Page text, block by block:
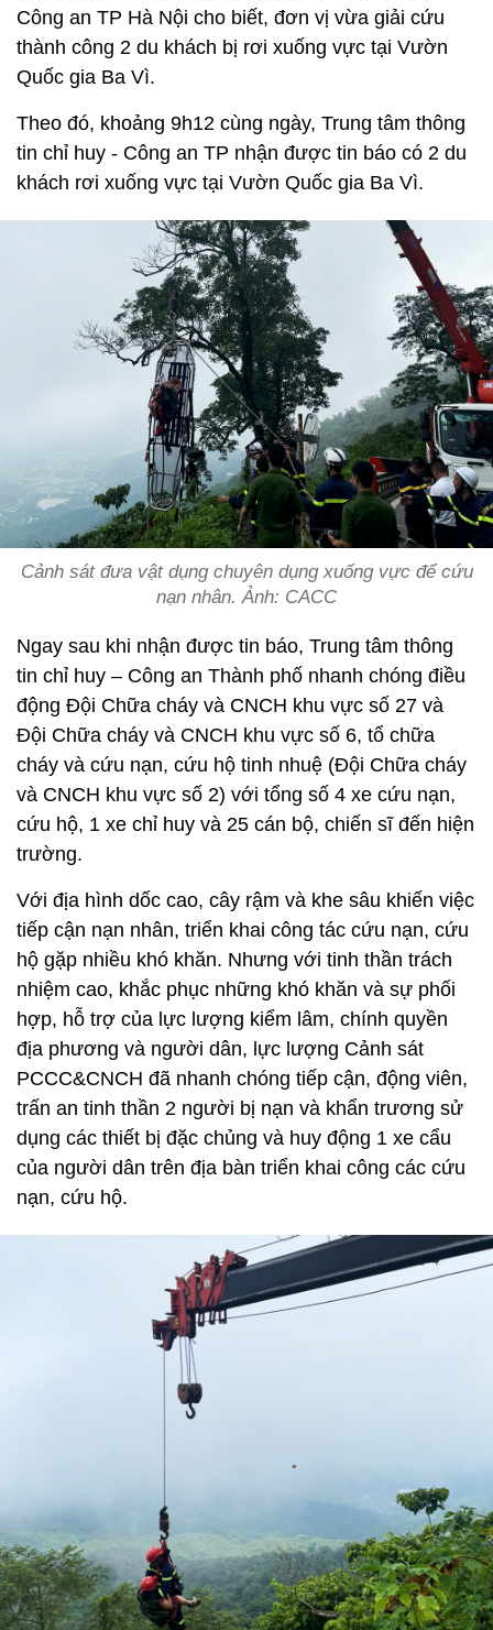
Công an TP Hà Nội cho biết, đơn vị vừa giải cứu
thành công 2 du khách bị rơi xuống vực tại Vườn
Quốc gia Ba Vì.
Theo đó, khoảng 9h12 cùng ngày, Trung tâm thông
tin chỉ huy - Công an TP nhận được tin báo có 2 du
khách rơi xuống vực tại Vườn Quốc gia Ba Vì.
Cảnh sát đưa vật dụng chuyên dụng xuống vực để cứu
nạn nhân. Ảnh: CACC
Ngay sau khi nhận được tin báo, Trung tâm thông
tin chỉ huy – Công an Thành phố nhanh chóng điều
động Đội Chữa cháy và CNCH khu vực số 27 và
Đội Chữa cháy và CNCH khu vực số 6, tổ chữa
cháy và cứu nạn, cứu hộ tinh nhuệ (Đội Chữa cháy
và CNCH khu vực số 2) với tổng số 4 xe cứu nạn,
cứu hộ, 1 xe chỉ huy và 25 cán bộ, chiến sĩ đến hiện
trường.
Với địa hình dốc cao, cây rậm và khe sâu khiến việc
tiếp cận nạn nhân, triển khai công tác cứu nạn, cứu
hộ gặp nhiều khó khăn. Nhưng với tinh thần trách
nhiệm cao, khắc phục những khó khăn và sự phối
hợp, hỗ trợ của lực lượng kiểm lâm, chính quyền
địa phương và người dân, lực lượng Cảnh sát
PCCC&CNCH đã nhanh chóng tiếp cận, động viên,
trấn an tinh thần 2 người bị nạn và khẩn trương sử
dụng các thiết bị đặc chủng và huy động 1 xe cẩu
của người dân trên địa bàn triển khai công các cứu
nạn, cứu hộ.